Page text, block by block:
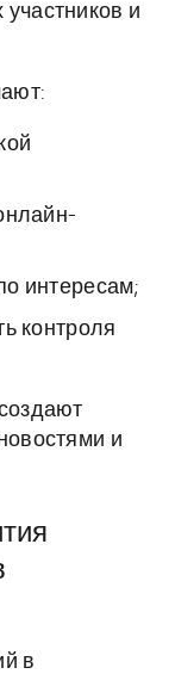
и
интересам;
контроля
и
в